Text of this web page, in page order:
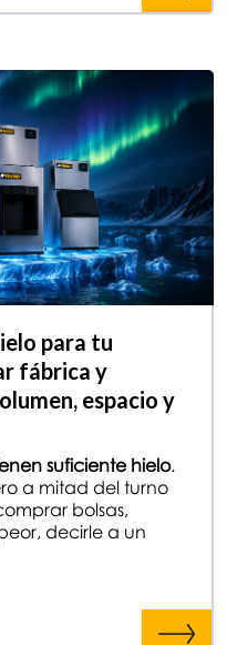
para tu
fábrica y
espacio y
suficiente hielo.
a mitad del turno
bolsas,
decirle a un